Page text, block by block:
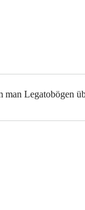
Legatobögen